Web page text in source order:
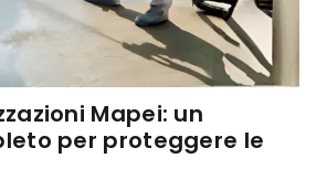
Mapei: un
per proteggere le